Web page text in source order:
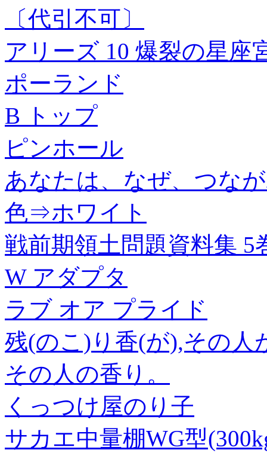
〔代引不可〕
アリーズ 10 爆裂の星座
ポーランド
B トップ
ピンホール
あなたは、なぜ、つな
色⇒ホワイト
戦前期領土問題資料集 5
W アダプタ
ラブ オア プライド
残(のこ)り香(が),その人
その人の香り。
くっつけ屋のり子
サカエ中量棚WG型